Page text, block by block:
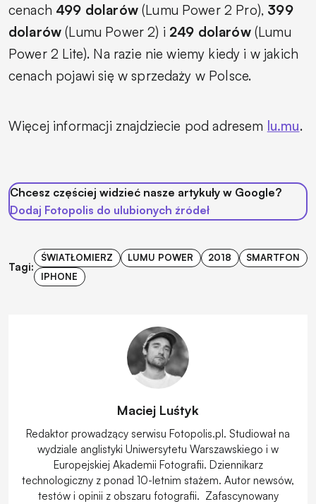
cenach 499 dolarów(Lumu Power 2 Pro), 399
dolarów (Lumu Power 2) i 249 dolarów(Lumu
Power 2 Lite). Na razie nie wiemy kiedy i w jakich
cenach pojawi się w sprzedaży w Polsce.
Więcej informacji znajdziecie pod adresem lu.mu.
Chcesz częściej widzieć nasze artykuły w Google?
Dodaj Fotopolis do ulubionych źródeł
Tagi:
ŚWIATŁOMIERZ LUMU POWER 2018
SMARTFON
IPHONE
Maciej Luśtyk
Redaktor prowadzący serwisu Fotopolis.pl. Studiował na
wydziale anglistyki Uniwersytetu Warszawskiego i w
Europejskiej Akademii Fotografii. Dziennikarz
technologiczny z ponad 10-letnim stażem. Autor newsów,
testów i opinii z obszaru fotografii. Zafascynowany